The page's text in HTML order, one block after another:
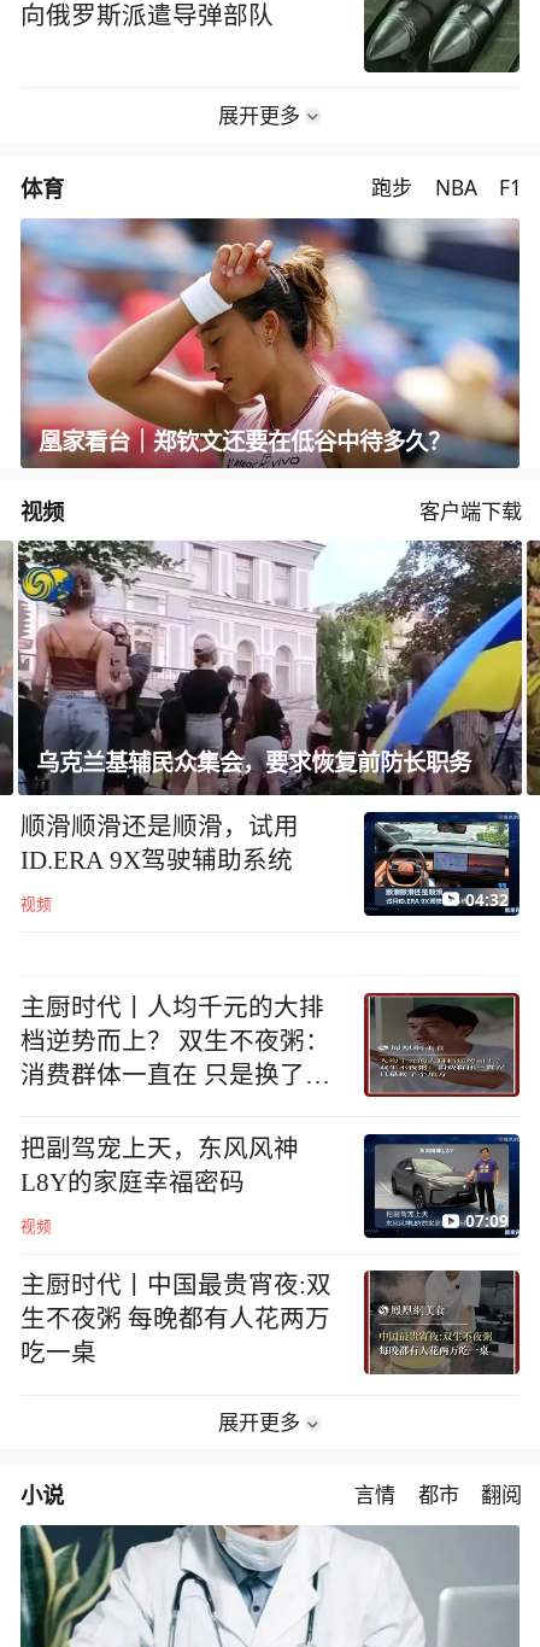
向俄罗斯派遣导弹部队
展开更多
体育 跑步 NBA F1
凰家看台｜郑钦文还要在低谷中待多久？
视频 客户端下载
乌克兰基辅民众集会，要求恢复前防长职务
顺滑顺滑还是顺滑，试用
ID.ERA 9X驾驶辅助系统
视频 04:32
主厨时代丨人均千元的大排
档逆势而上？ 双生不夜粥：
消费群体一直在 只是换了个
把副驾宠上天，东风风神
L8Y的家庭幸福密码
视频 07:09
主厨时代丨中国最贵宵夜:双
生不夜粥 每晚都有人花两万
吃一桌
展开更多
小说 言情 都市 翻阅